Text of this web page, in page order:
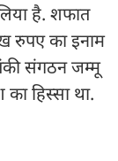
है. शफात
रुपए का इनाम
संगठन जम्मू
हिस्सा था.